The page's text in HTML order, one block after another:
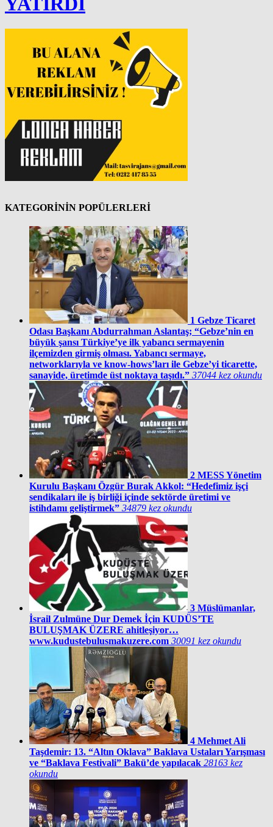
KATEGORİNİN POPÜLERLERİ
1 Gebze Ticaret
Odası Başkanı Abdurrahman Aslantaş; “Gebze’nin en
büyük şansı Türkiye’ye ilk yabancı sermayenin
ilçemizden girmiş olması. Yabancı sermaye,
networklarıyla ve know-hows’ları ile Gebze’yi ticarette,
sanayide, üretimde üst noktaya taşıdı.” 37044 kez okundu
2 MESS Yönetim
Kurulu Başkanı Özgür Burak Akkol: “Hedefimiz işçi
sendikaları ile iş birliği içinde sektörde üretimi ve
istihdamı geliştirmek” 34879 kez okundu
3 Müslümanlar,
İsrail Zulmüne Dur Demek İçin KUDÜS’TE
BULUŞMAK ÜZERE ahitleşiyor…
www.kudustebulusmakuzere.com 30091 kez okundu
4 Mehmet Ali
Taşdemir: 13. “Altın Oklava” Baklava Ustaları Yarışması
ve “Baklava Festivali” Bakü’de yapılacak 28163 kez
okundu